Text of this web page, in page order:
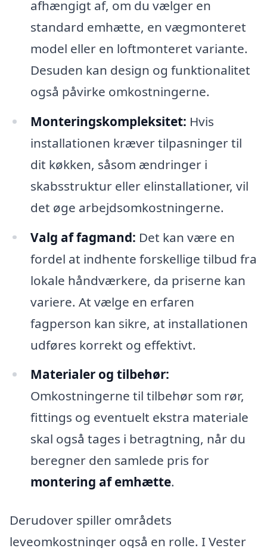
afhængigt af, om du vælger en
standard emhætte, en vægmonteret
model eller en loftmonteret variante.
Desuden kan design og funktionalitet
også påvirke omkostningerne.
Monteringskompleksitet: Hvis
installationen kræver tilpasninger til
dit køkken, såsom ændringer i
skabsstruktur eller elinstallationer, vil
det øge arbejdsomkostningerne.
Valg af fagmand: Det kan være en
fordel at indhente forskellige tilbud fra
lokale håndværkere, da priserne kan
variere. At vælge en erfaren
fagperson kan sikre, at installationen
udføres korrekt og effektivt.
Materialer og tilbehør:
Omkostningerne til tilbehør som rør,
fittings og eventuelt ekstra materiale
skal også tages i betragtning, når du
beregner den samlede pris for
montering af emhætte.
Derudover spiller områdets
leveomkostninger også en rolle. I Vester